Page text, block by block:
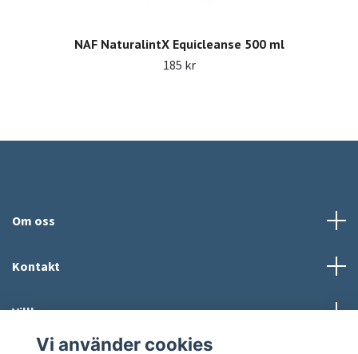
NAF NaturalintX Equicleanse 500 ml
185 kr
Om oss
Kontakt
Villkor
Vi använder cookies